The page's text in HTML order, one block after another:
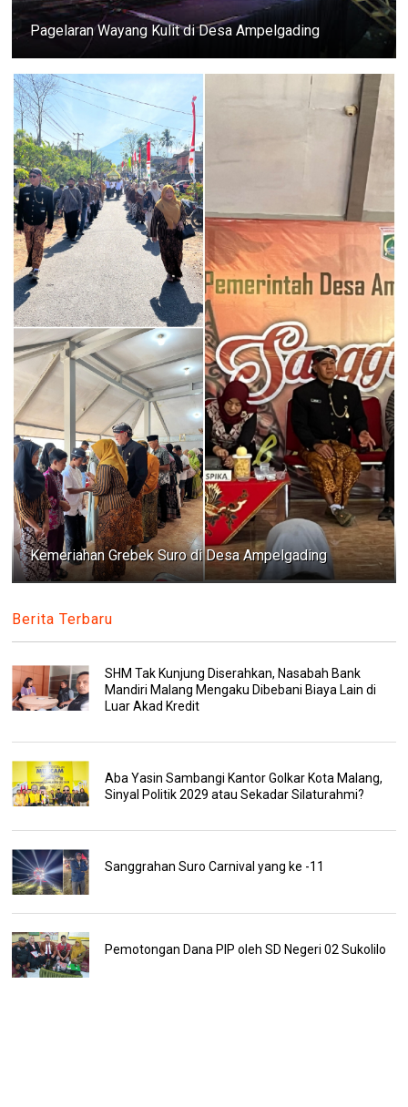
Pagelaran Wayang Kulit di Desa Ampelgading
Kemeriahan Grebek Suro di Desa Ampelgading
Berita Terbaru
SHM Tak Kunjung Diserahkan, Nasabah Bank
Mandiri Malang Mengaku Dibebani Biaya Lain di
Luar Akad Kredit
Aba Yasin Sambangi Kantor Golkar Kota Malang,
Sinyal Politik 2029 atau Sekadar Silaturahmi?
Sanggrahan Suro Carnival yang ke -11
Pemotongan Dana PIP oleh SD Negeri 02 Sukolilo